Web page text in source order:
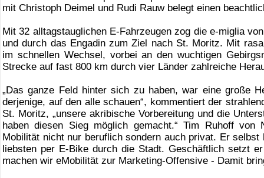
mit Christoph Deimel und Rudi Rauw belegt einen
Mit 32 alltagstauglichen E-Fahrzeugen zog die e-miglia
und durch das Engadin zum Ziel nach St. Moritz. Mit
im schnellen Wechsel, vorbei an den wuchtigen
Strecke auf fast 800 km durch vier Länder zahlreiche
„Das ganze Feld hinter sich zu haben, war eine große
derjenige, auf den alle schauen“, kommentiert der
St. Moritz, „unsere akribische Vorbereitung und die
haben diesen Sieg möglich gemacht.“ Tim Ruhoff
Mobilität nicht nur beruflich sondern auch privat. Er
liebsten per E-Bike durch die Stadt. Geschäftlich setzt
machen wir eMobilität zur Marketing-Offensive - Damit